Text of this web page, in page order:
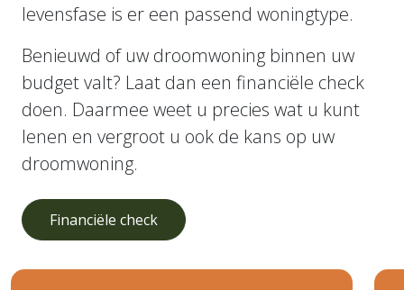
levensfase is er een passend woningtype.
Benieuwd of uw droomwoning binnen uw
budget valt? Laat dan een financiële check
doen. Daarmee weet u precies wat u kunt
lenen en vergroot u ook de kans op uw
droomwoning.
Financiële check